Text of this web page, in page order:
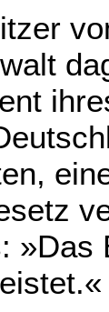
»Das